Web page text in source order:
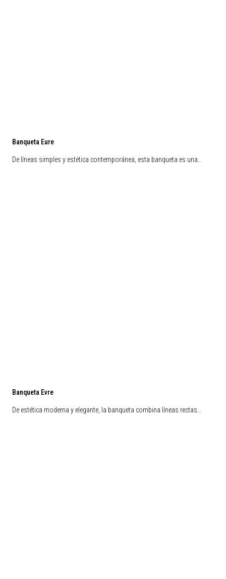
Banqueta Eure
De líneas simples y estética contemporánea, esta banqueta es una…
Banqueta Evre
De estética moderna y elegante, la banqueta combina líneas rectas…